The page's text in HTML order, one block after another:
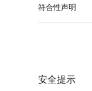
符合性声明
安全提示